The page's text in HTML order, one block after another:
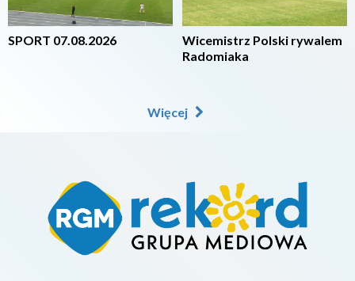
SPORT 07.08.2026
Wicemistrz Polski rywalem
Radomiaka
Więcej